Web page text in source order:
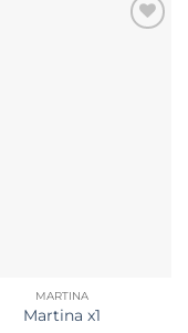
MARTINA
Martina x1